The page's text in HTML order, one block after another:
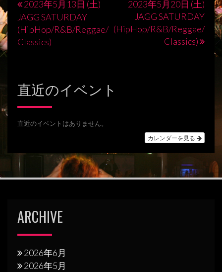
投
稿
ナ
ゲ
ー
ョ
2023年5月13日 (土)
JAGG SATURDAY
(HipHop/R&B/Reggae/
Classics)
2023年5月20日 (土)
JAGG SATURDAY
(HipHop/R&B/Reggae/
Classics)
直近のイベント
直近のイベントはありません。
カレンダーを見る
ARCHIVE
2026年6月
2026年5月